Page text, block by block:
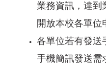
業務資訊，達到
開放本校各單位
各單位若有發送
手機簡訊發送需